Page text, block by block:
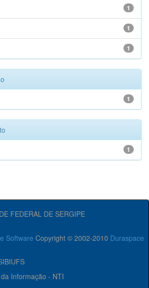
1
1
1
1
1
FEDERAL DE SERGIPE
Software Copyright © 2002-2010 Duraspace
Informação - NTI